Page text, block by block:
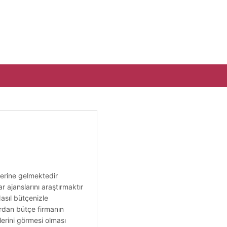
gelmektedir
araştırmaktır
bütçenizle
bütçe firmanın
görmesi olması